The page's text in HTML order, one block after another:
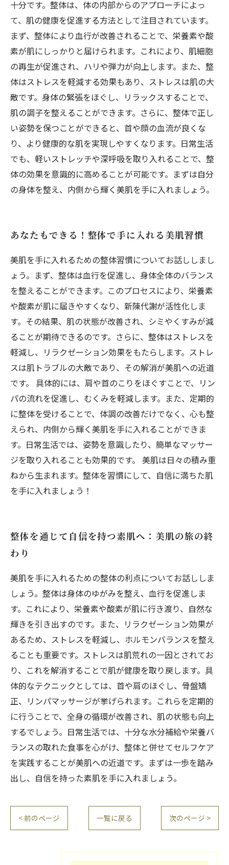
十分です。整体は、体の内部からのアプローチによっ
て、肌の健康を促進する方法として注目されています。
まず、整体により血行が改善されることで、栄養素や酸
素が肌にしっかりと届けられます。これにより、肌細胞
の再生が促進され、ハリや弾力が向上します。また、整
体はストレスを軽減する効果もあり、ストレスは肌の大
敵です。身体の緊張をほぐし、リラックスすることで、
肌の調子を整えることができます。さらに、整体で正し
い姿勢を保つことができると、首や顔の血流が良くな
り、より健康的な肌を実現しやすくなります。日常生活
でも、軽いストレッチや深呼吸を取り入れることで、整
体の効果を意識的に高めることが可能です。まずは自分
の身体を整え、内側から輝く美肌を手に入れましょう。
あなたもできる！整体で手に入れる美肌習慣
美肌を手に入れるための整体習慣についてお話ししまし
ょう。まず、整体は血行を促進し、身体全体のバランス
を整えることができます。このプロセスにより、栄養素
や酸素が肌に届きやすくなり、新陳代謝が活性化しま
す。その結果、肌の状態が改善され、シミやくすみが減
ることが期待できるのです。さらに、整体はストレスを
軽減し、リラクゼーション効果をもたらします。ストレ
スは肌トラブルの大敵であり、その解消が美肌への近道
です。 具体的には、肩や首のこりをほぐすことで、リン
パの流れを促進し、むくみを軽減します。また、定期的
に整体を受けることで、体調の改善だけでなく、心も整
えられ、内側から輝く美肌を手に入れることができま
す。日常生活では、姿勢を意識したり、簡単なマッサー
ジを取り入れることも効果的です。 美肌は日々の積み重
ねから生まれます。整体を習慣にして、自信に満ちた肌
を手に入れましょう！
整体を通じて自信を持つ素肌へ：美肌の旅の終
わり
美肌を手に入れるための整体の利点についてお話ししま
しょう。整体は身体のゆがみを整え、血行を促進しま
す。これにより、栄養素や酸素が肌に行き渡り、自然な
輝きを引き出すのです。また、リラクゼーション効果が
あるため、ストレスを軽減し、ホルモンバランスを整え
ることも重要です。ストレスは肌荒れの一因とされてお
り、これを解消することで肌が健康を取り戻します。具
体的なテクニックとしては、首や肩のほぐし、骨盤矯
正、リンパマッサージが挙げられます。これらを定期的
に行うことで、全身の循環が改善され、肌の状態も向上
するでしょう。日常生活では、十分な水分補給や栄養バ
ランスの取れた食事を心がけ、整体と併せてセルフケア
を実践することが美肌への近道です。まずは一歩を踏み
出し、自信を持った素肌を手に入れましょう。
< 前のページ 一覧に戻る 次のページ >